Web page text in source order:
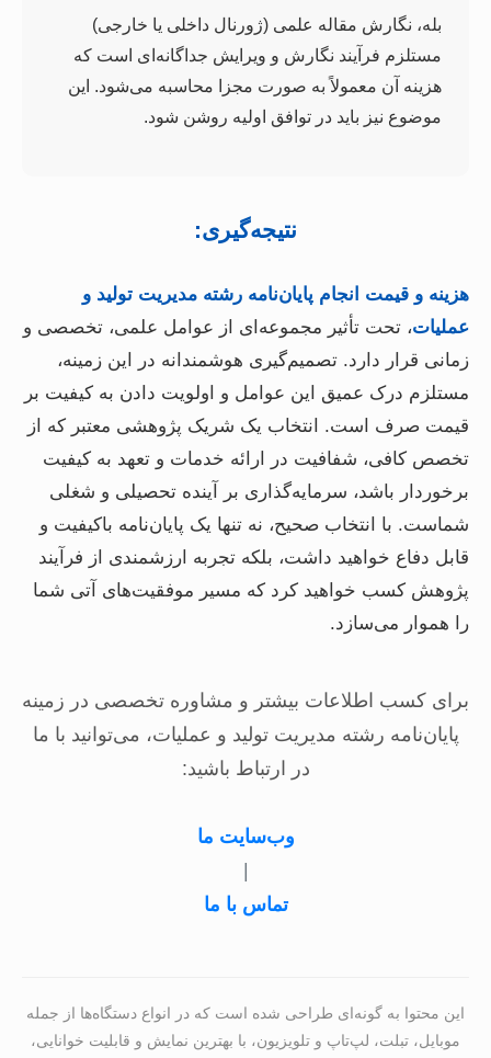
بله، نگارش مقاله علمی (ژورنال داخلی یا خارجی)
مستلزم فرآیند نگارش و ویرایش جداگانه‌ای است که
هزینه آن معمولاً به صورت مجزا محاسبه می‌شود. این
موضوع نیز باید در توافق اولیه روشن شود.
نتیجه‌گیری:
هزینه و قیمت انجام پایان‌نامه رشته مدیریت تولید و
عملیات، تحت تأثیر مجموعه‌ای از عوامل علمی، تخصصی و
زمانی قرار دارد. تصمیم‌گیری هوشمندانه در این زمینه،
مستلزم درک عمیق این عوامل و اولویت دادن به کیفیت بر
قیمت صرف است. انتخاب یک شریک پژوهشی معتبر که از
تخصص کافی، شفافیت در ارائه خدمات و تعهد به کیفیت
برخوردار باشد، سرمایه‌گذاری بر آینده تحصیلی و شغلی
شماست. با انتخاب صحیح، نه تنها یک پایان‌نامه باکیفیت و
قابل دفاع خواهید داشت، بلکه تجربه ارزشمندی از فرآیند
پژوهش کسب خواهید کرد که مسیر موفقیت‌های آتی شما
را هموار می‌سازد.
برای کسب اطلاعات بیشتر و مشاوره تخصصی در زمینه
پایان‌نامه رشته مدیریت تولید و عملیات، می‌توانید با ما
در ارتباط باشید:
وب‌سایت ما
تماس با ما
این محتوا به گونه‌ای طراحی شده است که در انواع دستگاه‌ها از جمله
موبایل، تبلت، لپ‌تاپ و تلویزیون، با بهترین نمایش و قابلیت خوانایی،